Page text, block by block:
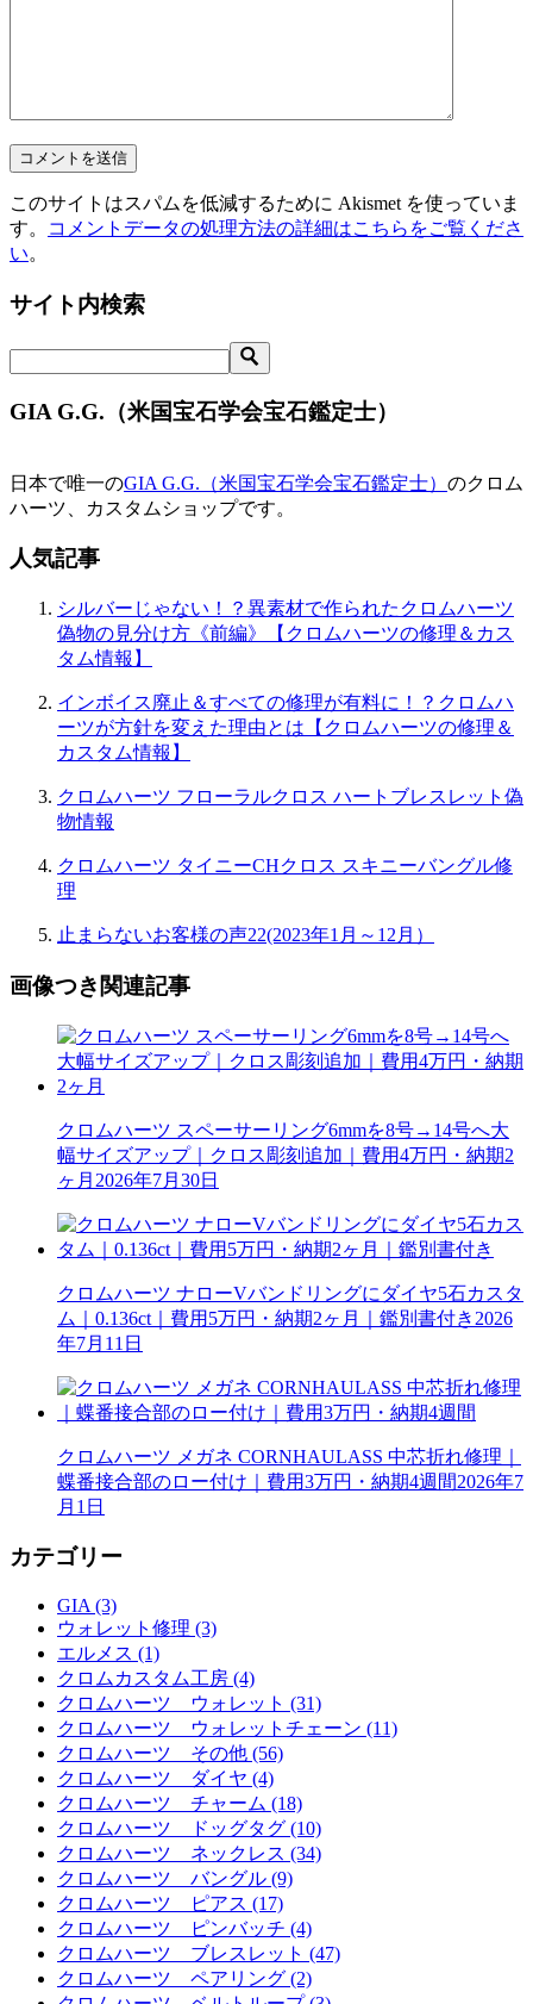
このサイトはスパムを低減するために Akismet を使っていま
す。
コメントデータの処理方法の詳細はこちらをご覧くださ
い。
サイト内検索
GIA G.G.（米国宝石学会宝石鑑定士）
日本で唯一のGIA G.G.（米国宝石学会宝石鑑定士） のクロム
ハーツ、カスタムショップです。
人気記事
シルバーじゃない！？異素材で作られたクロムハーツ
偽物の見分け方《前編》【クロムハーツの修理＆カス
タム情報】
インボイス廃止＆すべての修理が有料に！？クロムハ
ーツが方針を変えた理由とは【クロムハーツの修理＆
カスタム情報】
クロムハーツ フローラルクロス ハートブレスレット偽
物情報
クロムハーツ タイニーCHクロス スキニーバングル修
理
止まらないお客様の声22(2023年1月～12月）
画像つき関連記事
クロムハーツ スペーサーリング6mmを8号→14号へ大
幅サイズアップ｜クロス彫刻追加｜費用4万円・納期2
ヶ月 2026年7月30日
クロムハーツ ナローVバンドリングにダイヤ5石カスタ
ム｜0.136ct｜費用5万円・納期2ヶ月｜鑑別書付き 2026
年7月11日
クロムハーツ メガネ CORNHAULASS 中芯折れ修理｜
蝶番接合部のロー付け｜費用3万円・納期4週間2026年7
月1日
カテゴリー
GIA (3)
ウォレット修理 (3)
エルメス (1)
クロムカスタム工房 (4)
クロムハーツ ウォレット (31)
クロムハーツ ウォレットチェーン (11)
クロムハーツ その他 (56)
クロムハーツ ダイヤ (4)
クロムハーツ チャーム (18)
クロムハーツ ドッグタグ (10)
クロムハーツ ネックレス (34)
クロムハーツ バングル (9)
クロムハーツ ピアス (17)
クロムハーツ ピンバッチ (4)
クロムハーツ ブレスレット (47)
クロムハーツ ペアリング (2)